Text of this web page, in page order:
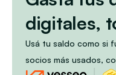
digitales,
Usá tu saldo como si
socios más usados,